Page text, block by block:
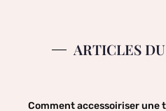
ARTICLES
Comment accessoiriser une